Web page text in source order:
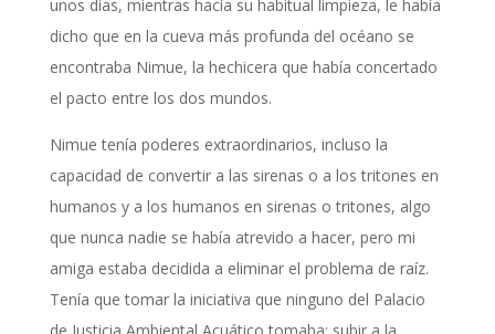
unos días, mientras hacía su habitual limpieza, le había
dicho que en la cueva más profunda del océano se
encontraba Nimue, la hechicera que había concertado
el pacto entre los dos mundos.
Nimue tenía poderes extraordinarios, incluso la
capacidad de convertir a las sirenas o a los tritones en
humanos y a los humanos en sirenas o tritones, algo
que nunca nadie se había atrevido a hacer, pero mi
amiga estaba decidida a eliminar el problema de raíz.
Tenía que tomar la iniciativa que ninguno del Palacio